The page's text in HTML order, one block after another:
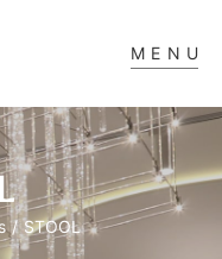
MENU
/ STOOL